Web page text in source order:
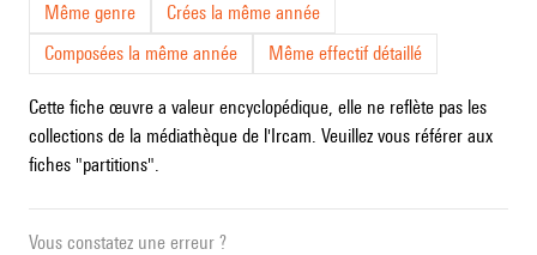
Même genre
Crées la même année
Composées la même année
Même effectif détaillé
Cette fiche œuvre a valeur encyclopédique, elle ne reflète pas les
collections de la médiathèque de l'Ircam. Veuillez vous référer aux
fiches "partitions".
Vous constatez une erreur ?